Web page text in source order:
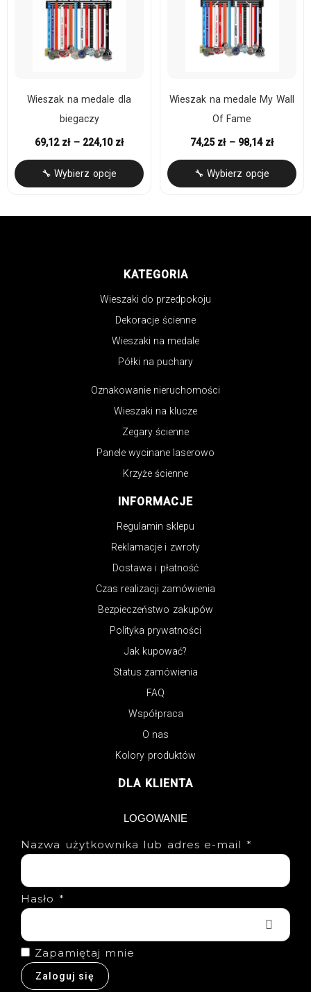
Wieszak na medale dla
biegaczy
69,12 zł – 224,10 zł
🔧 Wybierz opcje
Wieszak na medale My Wall
Of Fame
74,25 zł – 98,14 zł
🔧 Wybierz opcje
KATEGORIA
Wieszaki do przedpokoju
Dekoracje ścienne
Wieszaki na medale
Półki na puchary
Oznakowanie nieruchomości
Wieszaki na klucze
Zegary ścienne
Panele wycinane laserowo
Krzyże ścienne
INFORMACJE
Regulamin sklepu
Reklamacje i zwroty
Dostawa i płatność
Czas realizacji zamówienia
Bezpieczeństwo zakupów
Polityka prywatności
Jak kupować?
Status zamówienia
FAQ
Współpraca
O nas
Kolory produktów
DLA KLIENTA
LOGOWANIE
Nazwa użytkownika lub adres e-mail *
Hasło *
Zapamiętaj mnie
Zaloguj się